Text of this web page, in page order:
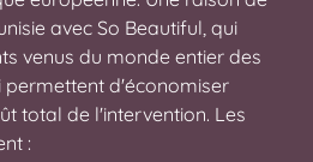
avec So Beautiful, qui
venus du monde entier des
d'économiser
total de l'intervention. Les
: